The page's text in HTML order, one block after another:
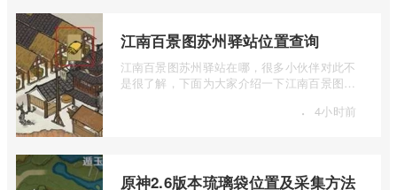
江南百景图苏州驿站位置查询
江南百景图苏州驿站在哪，很多小伙伴对此不
是很了解，下面为大家介绍一下江南百景图苏
· 4小时前
原神2.6版本琉璃袋位置及采集方法